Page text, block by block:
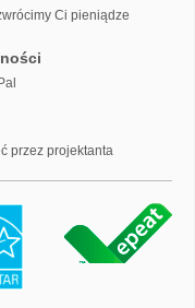
Ci pieniądze
przez projektanta